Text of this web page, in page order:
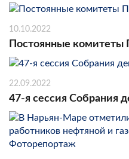
10.10.2022
Постоянные
22.09.2022
47-я сессия Собрания